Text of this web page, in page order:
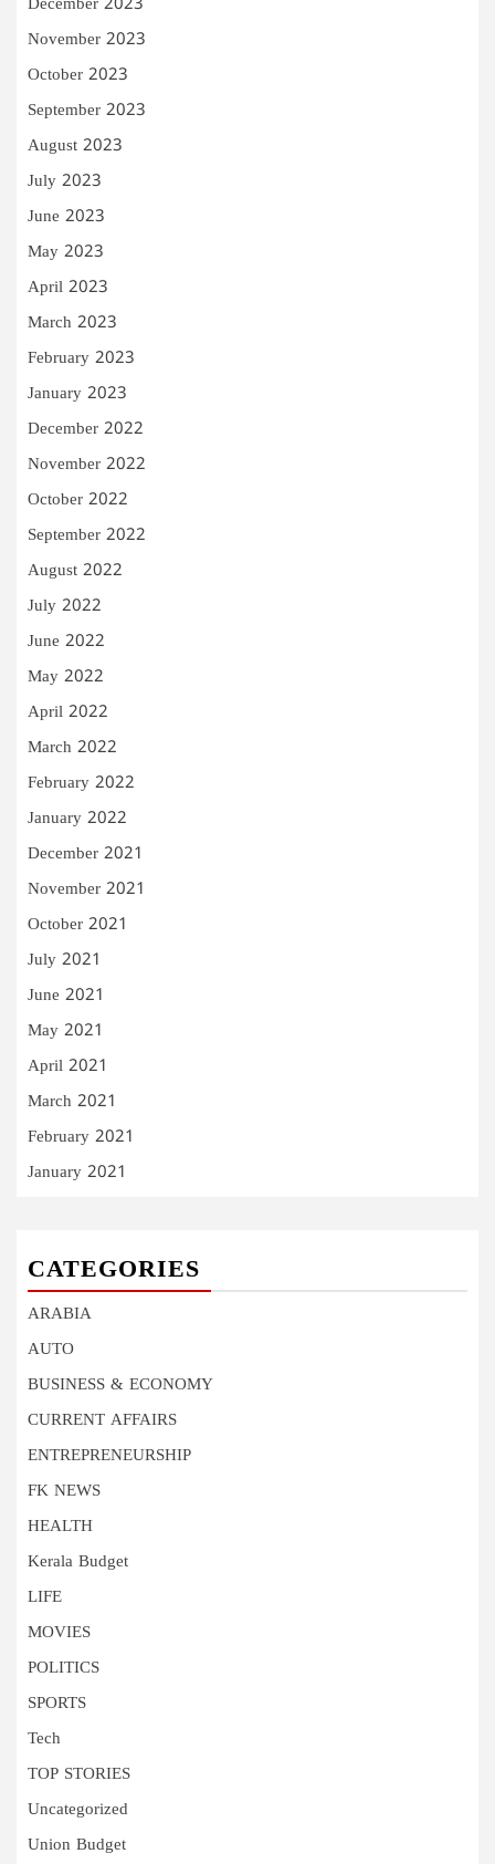
December 2023
November 2023
October 2023
September 2023
August 2023
July 2023
June 2023
May 2023
April 2023
March 2023
February 2023
January 2023
December 2022
November 2022
October 2022
September 2022
August 2022
July 2022
June 2022
May 2022
April 2022
March 2022
February 2022
January 2022
December 2021
November 2021
October 2021
July 2021
June 2021
May 2021
April 2021
March 2021
February 2021
January 2021
CATEGORIES
ARABIA
AUTO
BUSINESS & ECONOMY
CURRENT AFFAIRS
ENTREPRENEURSHIP
FK NEWS
HEALTH
Kerala Budget
LIFE
MOVIES
POLITICS
SPORTS
Tech
TOP STORIES
Uncategorized
Union Budget